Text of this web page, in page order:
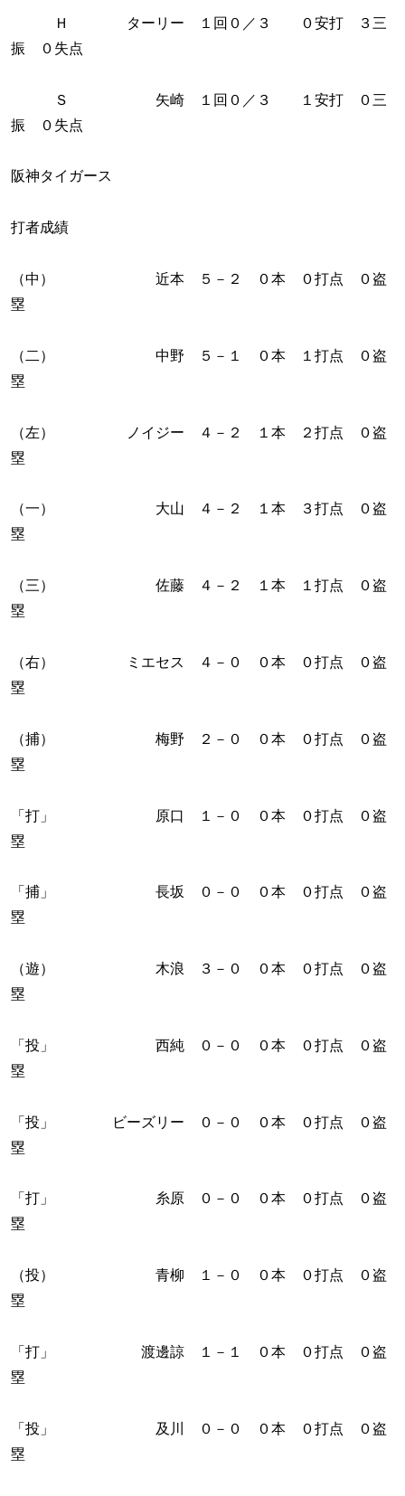
Ｈ ターリー １回０／３ ０安打 ３三
振 ０失点
Ｓ 矢崎 １回０／３ １安打 ０三
振 ０失点
阪神タイガース
打者成績
（中） 近本 ５－２ ０本 ０打点 ０盗
塁
（二） 中野 ５－１ ０本 １打点 ０盗
塁
（左） ノイジー ４－２ １本 ２打点 ０盗
塁
（一） 大山 ４－２ １本 ３打点 ０盗
塁
（三） 佐藤 ４－２ １本 １打点 ０盗
塁
（右） ミエセス ４－０ ０本 ０打点 ０盗
塁
（捕） 梅野 ２－０ ０本 ０打点 ０盗
塁
「打」 原口 １－０ ０本 ０打点 ０盗
塁
「捕」 長坂 ０－０ ０本 ０打点 ０盗
塁
（遊） 木浪 ３－０ ０本 ０打点 ０盗
塁
「投」 西純 ０－０ ０本 ０打点 ０盗
塁
「投」 ビーズリー ０－０ ０本 ０打点 ０盗
塁
「打」 糸原 ０－０ ０本 ０打点 ０盗
塁
（投） 青柳 １－０ ０本 ０打点 ０盗
塁
「打」 渡邊諒 １－１ ０本 ０打点 ０盗
塁
「投」 及川 ０－０ ０本 ０打点 ０盗
塁